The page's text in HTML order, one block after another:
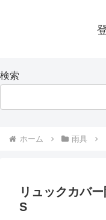
検索
ホーム 雨具
リュックカバ
S